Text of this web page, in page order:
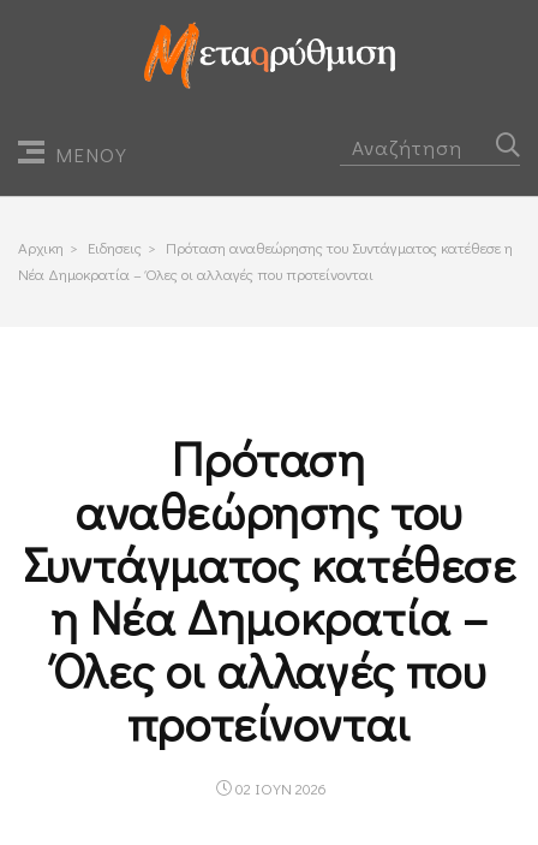
ΜΕΝΟΥ
Αρχικη > Ειδησεις > Πρόταση αναθεώρησης του Συντάγματος κατέθεσε η
Νέα Δημοκρατία – Όλες οι αλλαγές που προτείνονται
Πρόταση
αναθεώρησης του
Συντάγματος κατέθεσε
η Νέα Δημοκρατία –
Όλες οι αλλαγές που
προτείνονται
02 ΙΟΥΝ 2026